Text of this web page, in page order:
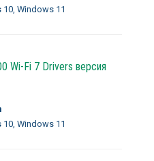
Windows 11
Wi-Fi 7 Drivers версия
Windows 11